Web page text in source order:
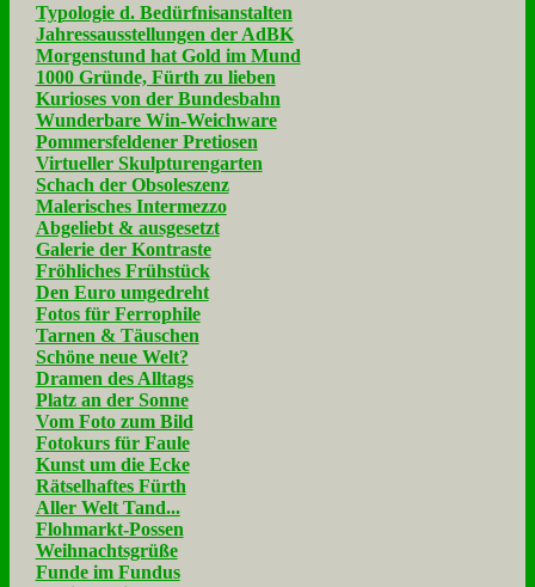
Typologie d. Bedürfnisanstalten
Jahressausstellungen der AdBK
Morgenstund hat Gold im Mund
1000 Gründe, Fürth zu lieben
Kurioses von der Bundesbahn
Wunderbare Win-Weichware
Pommersfeldener Pretiosen
Virtueller Skulpturengarten
Schach der Obsoleszenz
Malerisches Intermezzo
Abgeliebt & ausgesetzt
Galerie der Kontraste
Fröhliches Frühstück
Den Euro umgedreht
Fotos für Ferrophile
Tarnen & Täuschen
Schöne neue Welt?
Dramen des Alltags
Platz an der Sonne
Vom Foto zum Bild
Fotokurs für Faule
Kunst um die Ecke
Rätselhaftes Fürth
Aller Welt Tand...
Flohmarkt-Possen
Weihnachtsgrüße
Funde im Fundus